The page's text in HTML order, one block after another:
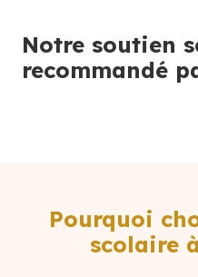
Notre soutien
recommandé
Pourquoi
scolaire